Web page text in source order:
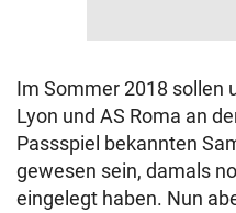
Im Sommer 2018 sollen
Lyon und AS Roma an
Passspiel bekannten
gewesen sein, damals
eingelegt haben. Nun